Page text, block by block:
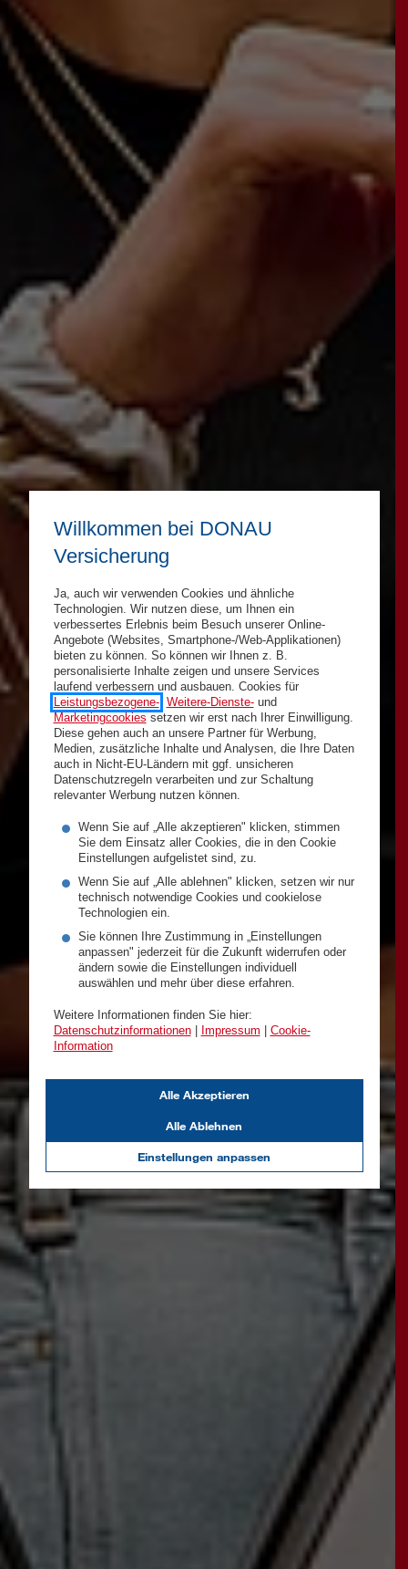
Willkommen bei DONAU
Versicherung
Ja, auch wir verwenden Cookies und ähnliche
Technologien. Wir nutzen diese, um Ihnen ein
verbessertes Erlebnis beim Besuch unserer Online-
Angebote (Websites, Smartphone-/Web-Applikationen)
bieten zu können. So können wir Ihnen z. B.
personalisierte Inhalte zeigen und unsere Services
laufend verbessern und ausbauen. Cookies für
Leistungsbezogene-, Weitere-Dienste-und
Marketingcookies setzen wir erst nach Ihrer Einwilligung.
Diese gehen auch an unsere Partner für Werbung,
Medien, zusätzliche Inhalte und Analysen, die Ihre Daten
auch in Nicht-EU-Ländern mit ggf. unsicheren
Datenschutzregeln verarbeiten und zur Schaltung
relevanter Werbung nutzen können.
Wenn Sie auf „Alle akzeptieren" klicken, stimmen
Sie dem Einsatz aller Cookies, die in den Cookie
Einstellungen aufgelistet sind, zu.
Wenn Sie auf „Alle ablehnen" klicken, setzen wir nur
technisch notwendige Cookies und cookielose
Technologien ein.
Sie können Ihre Zustimmung in „Einstellungen
anpassen" jederzeit für die Zukunft widerrufen oder
ändern sowie die Einstellungen individuell
auswählen und mehr über diese erfahren.
Weitere Informationen finden Sie hier:
Datenschutzinformationen| Impressum
Cookie-
Information
Einstellungen anpassen
Alle Ablehnen
Alle Akzeptieren